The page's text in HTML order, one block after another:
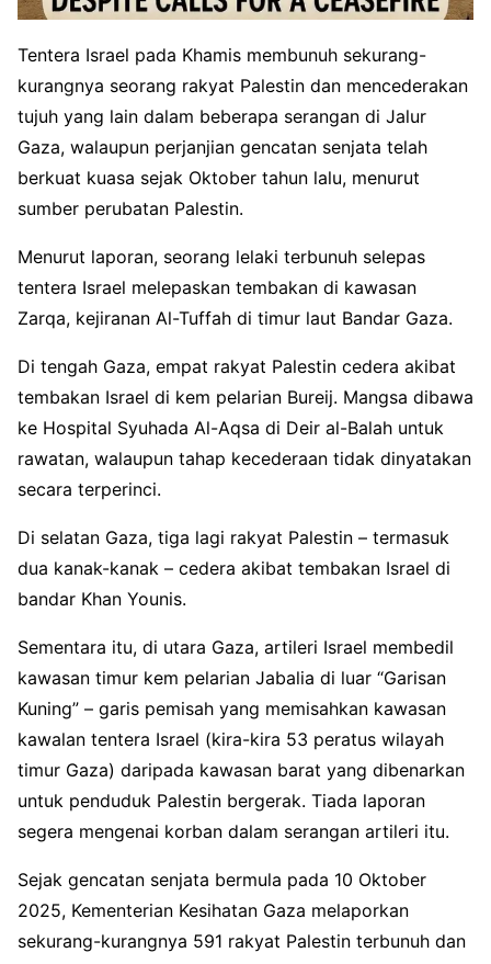
Tentera Israel pada Khamis membunuh sekurang-
kurangnya seorang rakyat Palestin dan mencederakan
tujuh yang lain dalam beberapa serangan di Jalur
Gaza, walaupun perjanjian gencatan senjata telah
berkuat kuasa sejak Oktober tahun lalu, menurut
sumber perubatan Palestin.
Menurut laporan, seorang lelaki terbunuh selepas
tentera Israel melepaskan tembakan di kawasan
Zarqa, kejiranan Al-Tuffah di timur laut Bandar Gaza.
Di tengah Gaza, empat rakyat Palestin cedera akibat
tembakan Israel di kem pelarian Bureij. Mangsa dibawa
ke Hospital Syuhada Al-Aqsa di Deir al-Balah untuk
rawatan, walaupun tahap kecederaan tidak dinyatakan
secara terperinci.
Di selatan Gaza, tiga lagi rakyat Palestin – termasuk
dua kanak-kanak – cedera akibat tembakan Israel di
bandar Khan Younis.
Sementara itu, di utara Gaza, artileri Israel membedil
kawasan timur kem pelarian Jabalia di luar “Garisan
Kuning” – garis pemisah yang memisahkan kawasan
kawalan tentera Israel (kira-kira 53 peratus wilayah
timur Gaza) daripada kawasan barat yang dibenarkan
untuk penduduk Palestin bergerak. Tiada laporan
segera mengenai korban dalam serangan artileri itu.
Sejak gencatan senjata bermula pada 10 Oktober
2025, Kementerian Kesihatan Gaza melaporkan
sekurang-kurangnya 591 rakyat Palestin terbunuh dan